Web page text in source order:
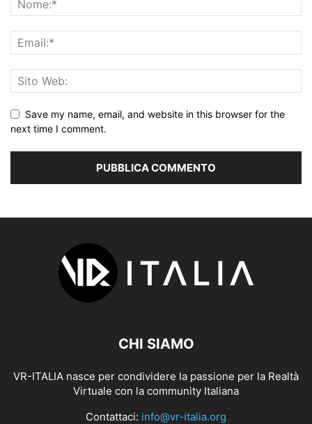
Save my name, email, and website in this browser for the
next time I comment.
CHI SIAMO
VR-ITALIA nasce per condividere la passione per la Realtà
Virtuale con la community Italiana
Contattaci: info@vr-italia.org